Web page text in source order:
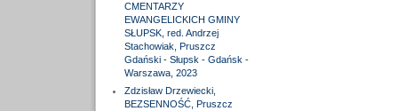
CMENTARZY
EWANGELICKICH GMINY
SŁUPSK, red. Andrzej
Stachowiak, Pruszcz
Gdański - Słupsk - Gdańsk -
Warszawa, 2023
Zdzisław Drzewiecki,
BEZSENNOŚĆ, Pruszcz